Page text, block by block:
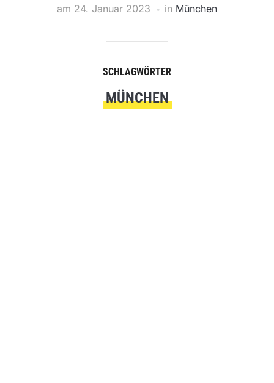
am 24. Januar 2023 in München
SCHLAGWÖRTER
MÜNCHEN